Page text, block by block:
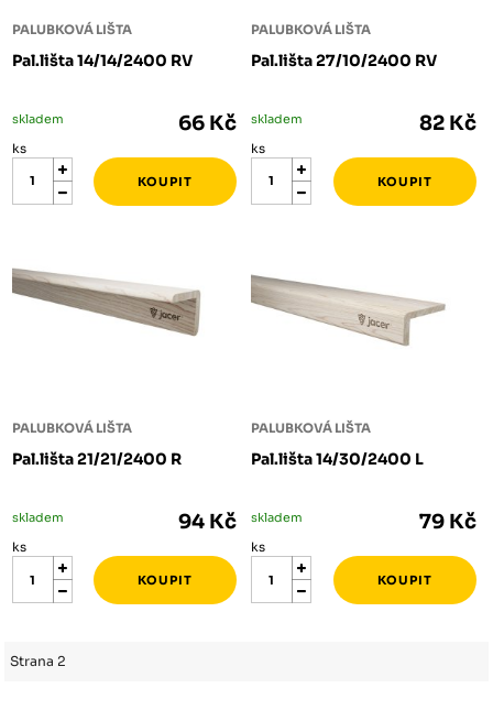
PALUBKOVÁ LIŠTA
Pal.lišta 14/14/2400 RV
skladem 66 Kč
ks
PALUBKOVÁ LIŠTA
Pal.lišta 27/10/2400 RV
skladem 82 Kč
ks
PALUBKOVÁ LIŠTA
Pal.lišta 21/21/2400 R
skladem 94 Kč
ks
PALUBKOVÁ LIŠTA
Pal.lišta 14/30/2400 L
skladem 79 Kč
ks
Strana 2